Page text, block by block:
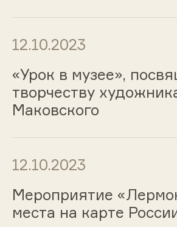
12.10.2023
«Урок в музее»,
творчеству
Маковского
12.10.2023
Мероприятие
места на карте